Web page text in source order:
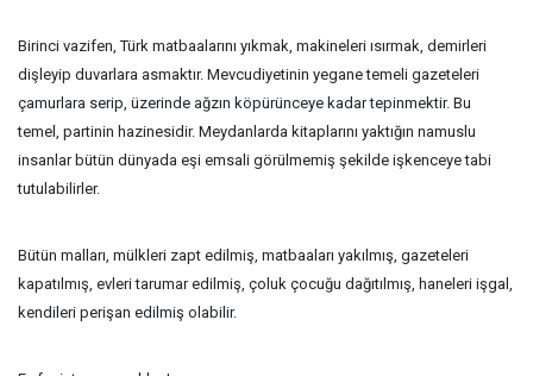
Birinci vazifen, Türk matbaalarını yıkmak, makineleri ısırmak, demirleri
dişleyip duvarlara asmaktır. Mevcudiyetinin yegane temeli gazeteleri
çamurlara serip, üzerinde ağzın köpürünceye kadar tepinmektir. Bu
temel, partinin hazinesidir. Meydanlarda kitaplarını yaktığın namuslu
insanlar bütün dünyada eşi emsali görülmemiş şekilde işkenceye tabi
tutulabilirler.
Bütün malları, mülkleri zapt edilmiş, matbaaları yakılmış, gazeteleri
kapatılmış, evleri tarumar edilmiş, çoluk çocuğu dağıtılmış, haneleri işgal,
kendileri perişan edilmiş olabilir.